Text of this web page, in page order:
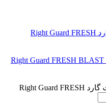
تعداد: استیک ضد تعریق ژله ای رایت گارد Right Guard FRESH